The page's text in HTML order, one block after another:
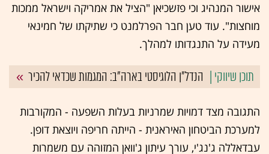
אישור המנהיג וכי פזשכיאן "הציל את אמריקה וישראל ממכות
מוחצות". עוד טען חבר הפרלמנט כי שתיקתו של חמינאי
מעידה על התנגדותו למהלך.
הנדל"ן הלוגיסטי בארה"ב: המגמות שכדאי להכיר
התגובה מצד דמויות שמרניות בעלות השפעה - המקורבות
למערכת הביטחון האיראנית - הייתה חריפה ויוצאת דופן.
עבדאללה ג'נג'י, עורך עיתון ג'וואן המזוהה עם משמרות